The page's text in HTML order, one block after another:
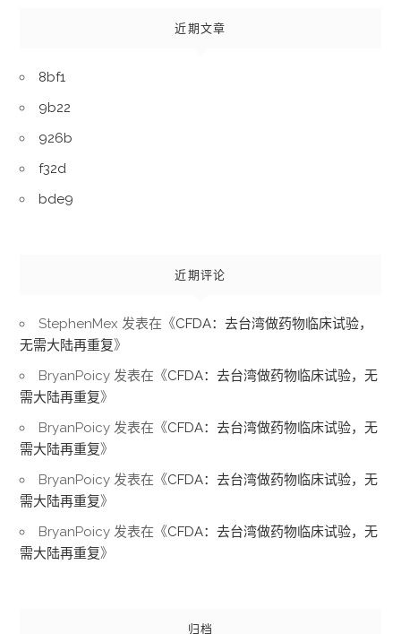
近期文章
8bf1
9b22
926b
f32d
bde9
近期评论
StephenMex 发表在《CFDA：去台湾做药物临床试验，
无需大陆再重复》
BryanPoicy 发表在《CFDA：去台湾做药物临床试验，无
需大陆再重复》
BryanPoicy 发表在《CFDA：去台湾做药物临床试验，无
需大陆再重复》
BryanPoicy 发表在《CFDA：去台湾做药物临床试验，无
需大陆再重复》
BryanPoicy 发表在《CFDA：去台湾做药物临床试验，无
需大陆再重复》
归档